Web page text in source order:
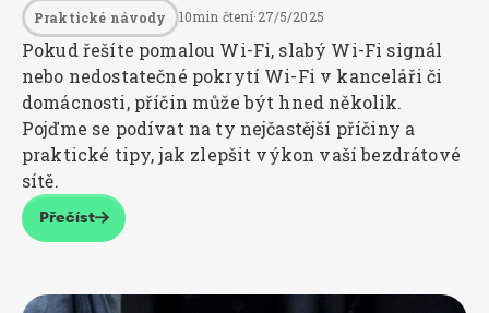
Praktické návody 10min čtení·27/5/2025
Pokud řešíte pomalou Wi-Fi, slabý Wi-Fi signál
nebo nedostatečné pokrytí Wi-Fi v kanceláři či
domácnosti, příčin může být hned několik.
Pojďme se podívat na ty nejčastější příčiny a
praktické tipy, jak zlepšit výkon vaší bezdrátové
sítě.
Přečíst